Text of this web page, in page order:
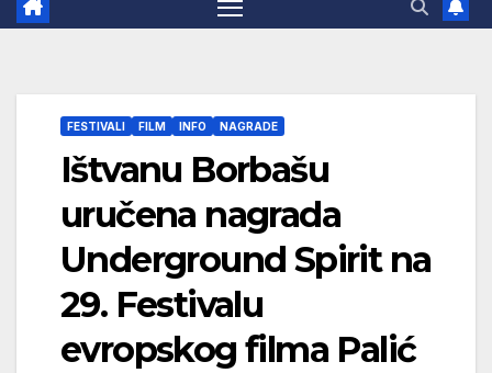
FESTIVALI FILM INFO NAGRADE
Ištvanu Borbašu
uručena nagrada
Underground Spirit na
29. Festivalu
evropskog filma Palić